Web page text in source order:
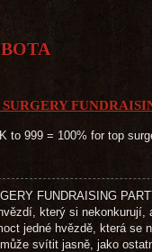
to 999 = 100% for top
FUNDRAISING
který si nekonkurují,
jedné hvězdě, která se
svítit jasně, jako